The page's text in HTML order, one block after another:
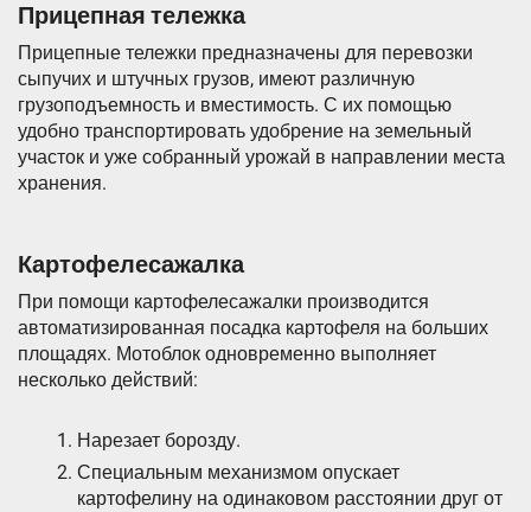
Прицепная тележка
Прицепные тележки предназначены для перевозки
сыпучих и штучных грузов, имеют различную
грузоподъемность и вместимость. С их помощью
удобно транспортировать удобрение на земельный
участок и уже собранный урожай в направлении места
хранения.
Картофелесажалка
При помощи картофелесажалки производится
автоматизированная посадка картофеля на больших
площадях. Мотоблок одновременно выполняет
несколько действий:
Нарезает борозду.
Специальным механизмом опускает
картофелину на одинаковом расстоянии друг от